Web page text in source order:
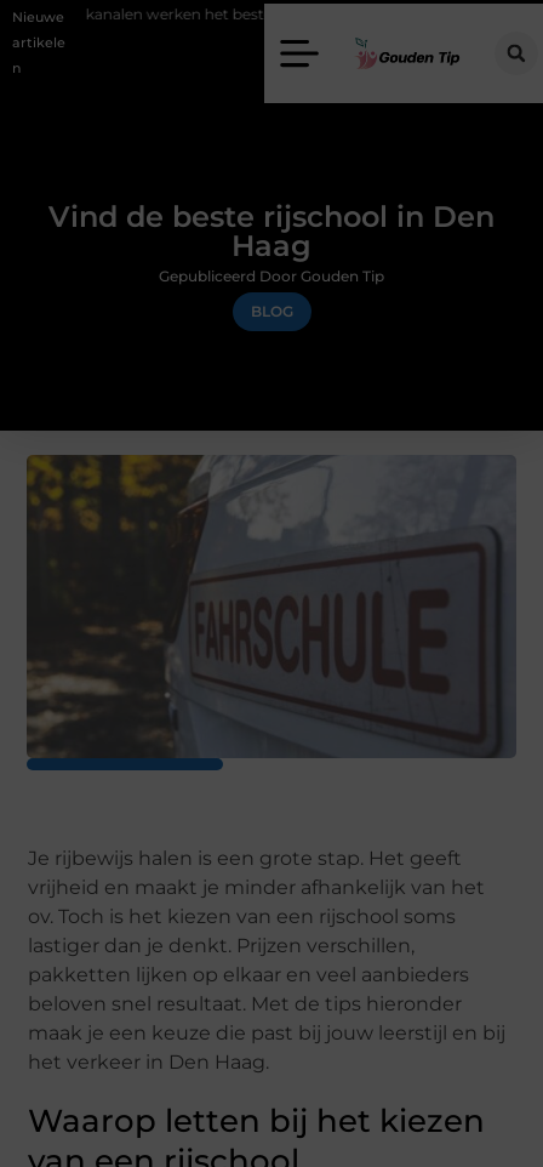
Nieuwe
artikele
n
werken het beste voor vastgoedmarketing?
Vind de beste rijschool in Den
Haag
BLOG
Gepubliceerd Door Gouden Tip
Je rijbewijs halen is een grote stap. Het geeft
vrijheid en maakt je minder afhankelijk van het
ov. Toch is het kiezen van een rijschool soms
lastiger dan je denkt. Prijzen verschillen,
pakketten lijken op elkaar en veel aanbieders
beloven snel resultaat. Met de tips hieronder
maak je een keuze die past bij jouw leerstijl en bij
het verkeer in Den Haag.
Waarop letten bij het kiezen